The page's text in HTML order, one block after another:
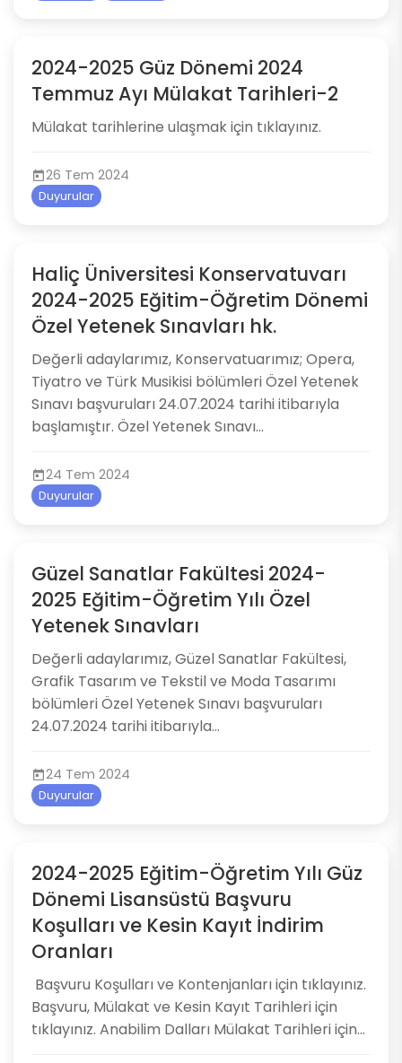
2024-2025 Güz Dönemi 2024
Temmuz Ayı Mülakat Tarihleri-2
Mülakat tarihlerine ulaşmak için tıklayınız.
26 Tem 2024
Duyurular
Haliç Üniversitesi Konservatuvarı
2024-2025 Eğitim-Öğretim Dönemi
Özel Yetenek Sınavları hk.
Değerli adaylarımız, Konservatuarımız; Opera,
Tiyatro ve Türk Musikisi bölümleri Özel Yetenek
Sınavı başvuruları 24.07.2024 tarihi itibarıyla
başlamıştır. Özel Yetenek Sınavı...
24 Tem 2024
Duyurular
Güzel Sanatlar Fakültesi 2024-
2025 Eğitim-Öğretim Yılı Özel
Yetenek Sınavları
Değerli adaylarımız, Güzel Sanatlar Fakültesi,
Grafik Tasarım ve Tekstil ve Moda Tasarımı
bölümleri Özel Yetenek Sınavı başvuruları
24.07.2024 tarihi itibarıyla...
24 Tem 2024
Duyurular
2024-2025 Eğitim-Öğretim Yılı Güz
Dönemi Lisansüstü Başvuru
Koşulları ve Kesin Kayıt İndirim
Oranları
​ Başvuru Koşulları ve Kontenjanları için tıklayınız.
Başvuru, Mülakat ve Kesin Kayıt Tarihleri için
tıklayınız. Anabilim Dalları Mülakat Tarihleri için...